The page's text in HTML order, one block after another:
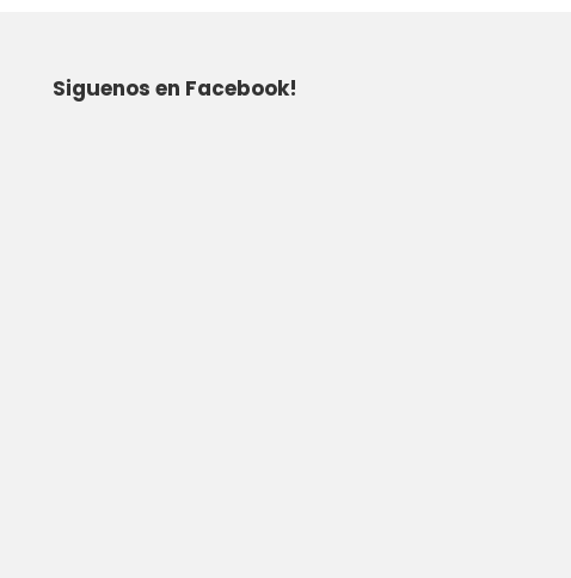
Siguenos en Facebook!